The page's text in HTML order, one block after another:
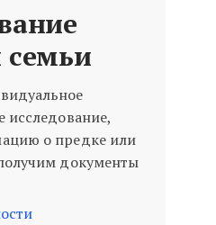
семьи
исследование,
о предке или
документы